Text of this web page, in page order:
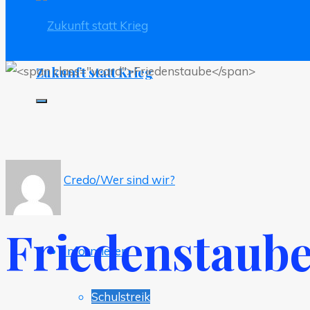
Zukunft statt Krieg
Credo/Wer sind wir?
Informieren
Schulstreik